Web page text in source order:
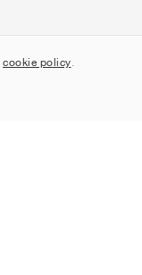
cookie policy.